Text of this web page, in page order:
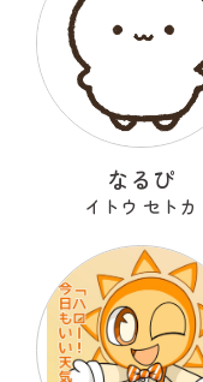
なるぴ
イトウ セトカ